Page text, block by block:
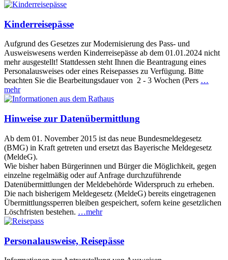
Kinderreisepässe
Aufgrund des Gesetzes zur Modernisierung des Pass- und
Ausweiswesens werden Kinderreisepässe ab dem 01.01.2024 nicht
mehr ausgestellt! Stattdessen steht Ihnen die Beantragung eines
Personalausweises oder eines Reisepasses zu Verfügung. Bitte
beachten Sie die Bearbeitungsdauer von 2 - 3 Wochen (Pers …
mehr
Hinweise zur Datenübermittlung
Ab dem 01. November 2015 ist das neue Bundesmeldegesetz
(BMG) in Kraft getreten und ersetzt das Bayerische Meldegesetz
(MeldeG).
Wie bisher haben Bürgerinnen und Bürger die Möglichkeit, gegen
einzelne regelmäßig oder auf Anfrage durchzuführende
Datenübermittlungen der Meldebehörde Widerspruch zu erheben.
Die nach bisherigem Meldegesetz (MeldeG) bereits eingetragenen
Übermittlungssperren bleiben gespeichert, sofern keine gesetzlichen
Löschfristen bestehen. …mehr
Personalausweise, Reisepässe